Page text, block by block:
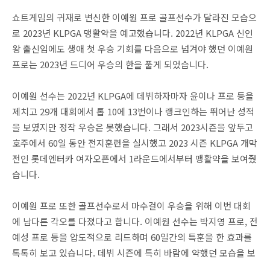
쇼트게임의 귀재로 변신한 이예원 프로 골프선수가 달라진 모습으
로 2023년 KLPGA 맹활약을 예고했습니다. 2022년 KLPGA 신인
왕 출신임에도 생애 첫 우승 기회를 다음으로 넘겨야 했던 이예원
프로는 2023년 드디어 우승의 한을 풀게 되었습니다.
이예원 선수는 2022년 KLPGA에 데뷔하자마자 윤이나 프로 등을
제치고 29개 대회에서 톱 10에 13번이나 랭크인하는 뛰어난 성적
을 보였지만 정작 우승은 못했습니다. 그래서 2023시즌을 앞두고
호주에서 60일 동안 전지훈련을 실시했고 2023 시즌 KLPGA 개막
전인 롯데엔터카 여자오픈에서 1라운드에서부터 맹활약을 보여줬
습니다.
이예원 프로 또한 골프선수로서 마수걸이 우승을 위해 이번 대회
에 남다른 각오를 다졌다고 합니다. 이예원 선수는 박지영 프로, 전
예성 프로 등을 압도적으로 리드하며 60일간의 특훈을 한 효과를
톡톡히 보고 있습니다. 데뷔 시즌에 특히 바람에 약했던 모습을 보